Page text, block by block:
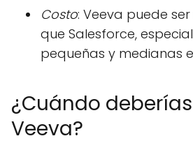
Costo: Veeva puede
que Salesforce,
pequeñas y medianas
¿Cuándo
Veeva?